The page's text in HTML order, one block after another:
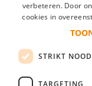
*
login gegevens
login
verbeteren. Door
cookies in
STRIKT
TARGETING